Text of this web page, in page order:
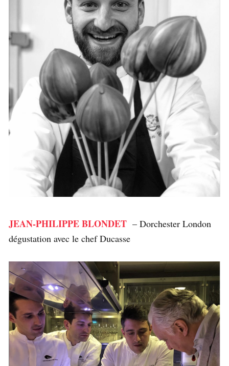
JEAN-PHILIPPE BLONDET – Dorchester London
dégustation avec le chef Ducasse